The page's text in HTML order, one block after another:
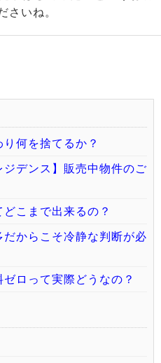
さいね。
り何を捨てるか？
ジデンス】販売中物件のご
どこまで出来るの？
だからこそ冷静な判断が必
ゼロって実際どうなの？